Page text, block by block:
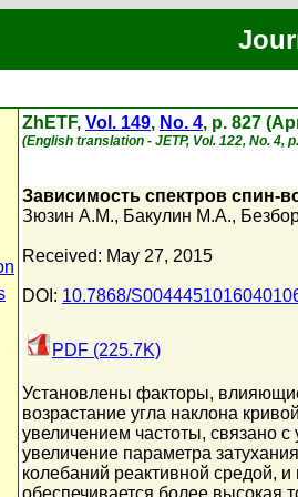
ZhETF, Vol. 149, No. 4, p. 827
(English translation - JETP, Vol. 122, No. 4,
Зависимость спектров спин-
Зюзин А.М., Бакулин М.А.,
Received: May 27, 2015
DOI: 10.7868/
PDF (225.7K)
Установлены факторы,
возрастание угла наклона
увеличением частоты, связано
увеличение параметра
колебаний реактивной средой,
обеспечивается более высокая